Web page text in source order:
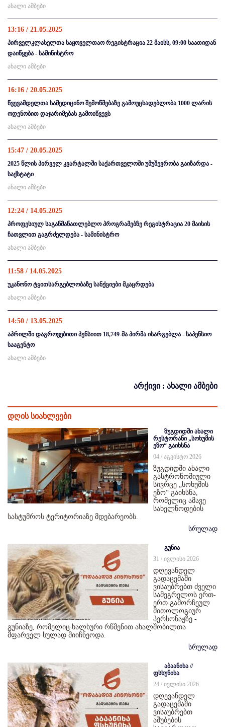
ახალი ამბები
13:16 / 21.05.2025
პირველკლასელთა საყოველთაო რეგისტრაცია 22 მაისს, 09:00 საათიდან
დაიწყება - სამინისტრო
ახალი ამბები
16:16 / 20.05.2025
წვევამდელთა სამედიცინო შემოწმებაზე გამოუცხადებლობა 1000 ლარის
ოდენობით დაჯარიმებას გამოიწვევს
ახალი ამბები
15:47 / 20.05.2025
2025 წლის პირველ კვარტალში საქართველოში უმუშევრობა გაიზარდა -
საქსტატი
ახალი ამბები
12:24 / 14.05.2025
პროფესიულ საგანმანათლებლო პროგრამებზე რეგისტრაცია 20 მაისის
ჩათვლით გაგრძელდება - სამინისტრო
ახალი ამბები
11:58 / 14.05.2025
უკანონო ტყითსარგებლობაზე სანქციები მკაცრდება
ახალი ამბები
14:50 / 13.05.2025
აპრილში დაგროვებითი პენსიით 18,749-მა პირმა ისარგებლა - საპენსიო
სააგენტო
ახალი ამბები
არქივი : ახალი ამბები
დღის სიახლეები
ზუგდიდში ახალი
რესტორანი „სოხუმის
ეზო“ გაიხსნა
04 / აგვისტო 2026
ზუგდიდში ახალი
გასტრონომიული
სივრცე „სოხუმის
ეზო“ გაიხსნა,
რომელიც ამავე
სახელწოდების
სასტუმროს ტერიტორიაზე მდებარეობს.
სრულად
გუნია
31 / ივლისი 2026
დღევანდელ
გადაცემაში
ვისაუბრებთ ძველი
სამეგრელოს ერთ-
ერთ გამორჩეულ
მითოლოგიურ
პერსონაჟზე -
გუნიაზე, რომელიც ხალხური რწმენით ახალშობილთა
მფარველ სულად მიიჩნეოდა.
სრულად
აბაანიხა //
ფსხუნიხა
24 / ივლისი 2026
დღევანდელ
გადაცემაში
ვისაუბრებთ
აშუბების